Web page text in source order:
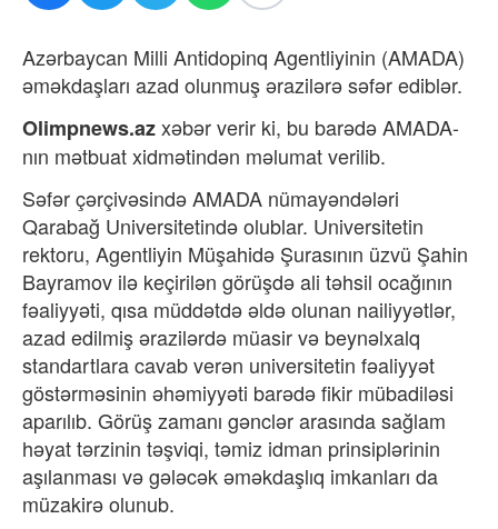
Azərbaycan Milli Antidopinq Agentliyinin (AMADA)
əməkdaşları azad olunmuş ərazilərə səfər ediblər.
Olimpnews.azxəbər verir ki, bu barədəAMADA-
nın mətbuat xidmətindən məlumat verilib.
Səfər çərçivəsində AMADA nümayəndələri
Qarabağ Universitetində olublar. Universitetin
rektoru, Agentliyin Müşahidə Şurasının üzvü Şahin
Bayramov ilə keçirilən görüşdə ali təhsil ocağının
fəaliyyəti, qısa müddətdə əldə olunan nailiyyətlər,
azad edilmiş ərazilərdə müasir və beynəlxalq
standartlara cavab verən universitetin fəaliyyət
göstərməsinin əhəmiyyəti barədə fikir mübadiləsi
aparılıb. Görüş zamanı gənclər arasında sağlam
həyat tərzinin təşviqi, təmiz idman prinsiplərinin
aşılanması və gələcək əməkdaşlıq imkanları da
müzakirə olunub.